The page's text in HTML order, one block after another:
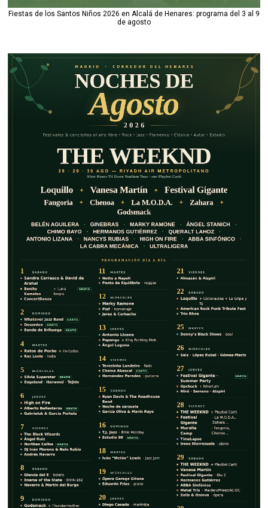
Fiestas de los Santos Niños 2026 en Alcalá de Henares: programa del 3 al 9
de agosto